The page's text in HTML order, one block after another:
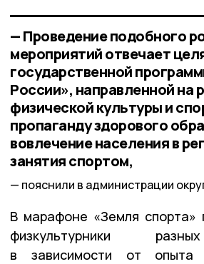
— Проведение подобного
мероприятий отвечает
государственной
России», направленной на
физической культуры и
пропаганду здорового
вовлечение населения в
занятия спортом,
пояснили в администрации
В марафоне «Земля спорта»
физкультурники
в зависимости от опыта